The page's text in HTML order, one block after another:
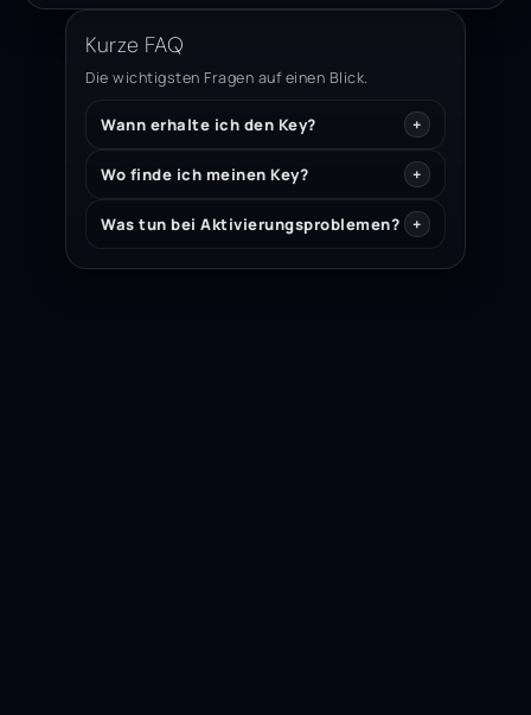
Kurze FAQ
Die wichtigsten Fragen auf einen Blick.
Wann erhalte ich den Key?
Wo finde ich meinen Key?
Was tun bei Aktivierungsproblemen?